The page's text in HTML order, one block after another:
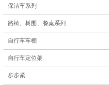
保洁车系列
路椅、树围、餐桌系列
自行车车棚
自行车定位架
步步紧